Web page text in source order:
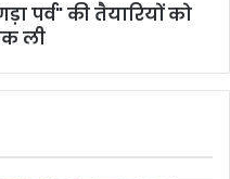
पर्व" की तैयारियों को
ली